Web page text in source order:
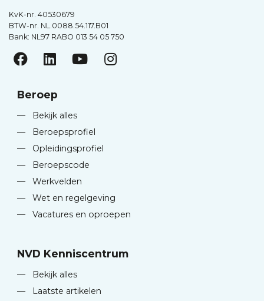
KvK-nr. 40530679
BTW-nr. NL.0088.54.117.B01
Bank: NL97 RABO 013 54 05 750
Beroep
—
Bekijk alles
—
Beroepsprofiel
—
Opleidingsprofiel
—
Beroepscode
—
Werkvelden
—
Wet en regelgeving
—
Vacatures en oproepen
NVD Kenniscentrum
—
Bekijk alles
—
Laatste artikelen